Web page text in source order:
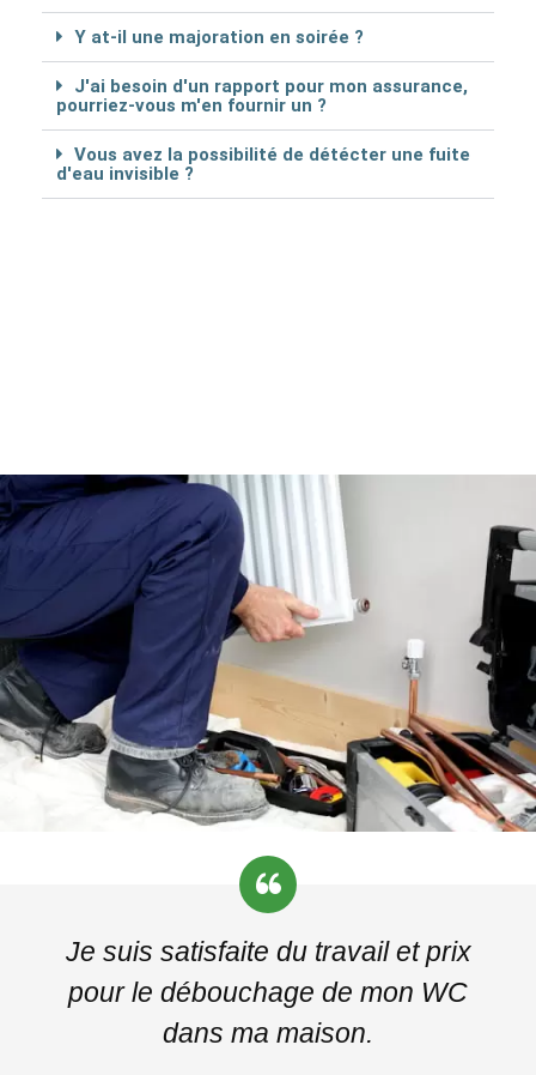
Y at-il une majoration en soirée ?
J'ai besoin d'un rapport pour mon assurance,
pourriez-vous m'en fournir un ?
Vous avez la possibilité de détécter une fuite
d'eau invisible ?
Je suis satisfaite du travail et prix
pour le débouchage de mon WC
dans ma maison.